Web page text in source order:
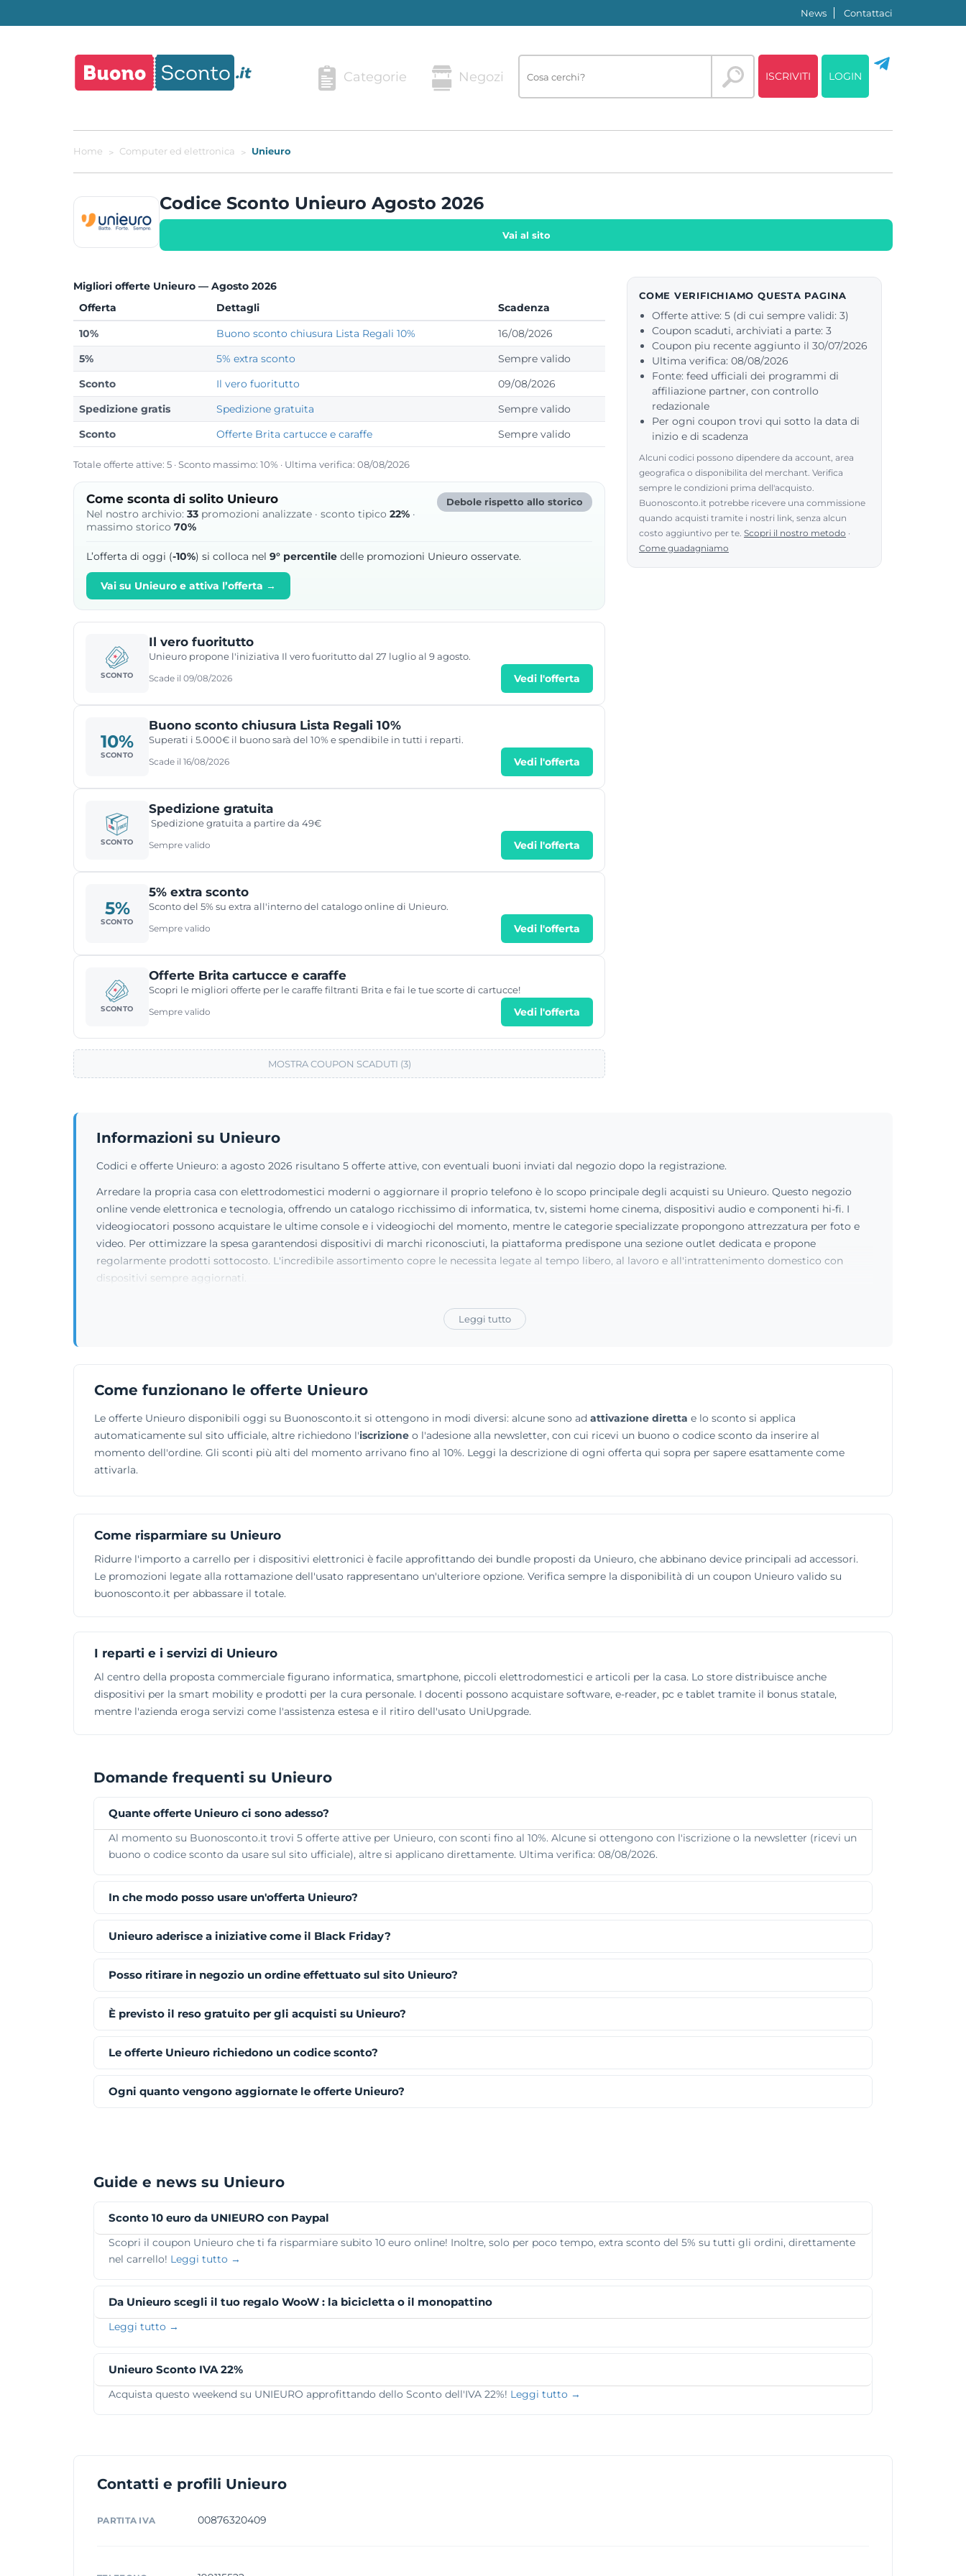
News Contattaci
Categorie Negozi ISCRIVITI LOGIN
Home Computer ed elettronica Unieuro
Codice Sconto Unieuro Agosto 2026
Vai al sito
Migliori offerte Unieuro — Agosto 2026
Offerta
Dettagli
Scadenza
10%
Buono sconto chiusura Lista Regali 10%
16/08/2026
5%
5% extra sconto
Sempre valido
Sconto
Il vero fuoritutto
09/08/2026
Spedizione gratis
Spedizione gratuita
Sempre valido
Sconto
Offerte Brita cartucce e caraffe Sempre valido
Totale offerte attive: 5 · Sconto massimo: 10% · Ultima verifica: 08/08/2026
Come sconta di solito Unieuro
Nel nostro archivio: 33 promozioni analizzate · sconto tipico 22% ·
massimo storico 70%
Debole rispetto allo storico
L’offerta di oggi (-10%) si colloca nel 9° percentile delle promozioni Unieuro osservate.
Vai su Unieuro e attiva l’offerta →
SCONTO
Il vero fuoritutto
Unieuro propone l'iniziativa Il vero fuoritutto dal 27 luglio al 9 agosto.
Scade il 09/08/2026 Vedi l'offerta
10%
SCONTO
Buono sconto chiusura Lista Regali 10%
Superati i 5.000€ il buono sarà del 10% e spendibile in tutti i reparti.
Scade il 16/08/2026 Vedi l'offerta
SCONTO
Spedizione gratuita
Spedizione gratuita a partire da 49€
Sempre valido Vedi l'offerta
5%
SCONTO
5% extra sconto
Sconto del 5% su extra all'interno del catalogo online di Unieuro.
Sempre valido Vedi l'offerta
SCONTO
Offerte Brita cartucce e caraffe
Scopri le migliori offerte per le caraffe filtranti Brita e fai le tue scorte di cartucce!
Sempre valido Vedi l'offerta
MOSTRA COUPON SCADUTI (3)
COME VERIFICHIAMO QUESTA PAGINA
Offerte attive: 5 (di cui sempre validi: 3)
Coupon scaduti, archiviati a parte: 3
Coupon piu recente aggiunto il 30/07/2026
Ultima verifica: 08/08/2026
Fonte: feed ufficiali dei programmi di
affiliazione partner, con controllo
redazionale
Per ogni coupon trovi qui sotto la data di
inizio e di scadenza
Alcuni codici possono dipendere da account, area
geografica o disponibilita del merchant. Verifica
sempre le condizioni prima dell'acquisto.
Buonosconto.it potrebbe ricevere una commissione
quando acquisti tramite i nostri link, senza alcun
costo aggiuntivo per te. Scopri il nostro metodo ·
Come guadagniamo
Informazioni su Unieuro
Codici e offerte Unieuro: a agosto 2026 risultano 5 offerte attive, con eventuali buoni inviati dal negozio dopo la registrazione.
Arredare la propria casa con elettrodomestici moderni o aggiornare il proprio telefono è lo scopo principale degli acquisti su Unieuro. Questo negozio
online vende elettronica e tecnologia, offrendo un catalogo ricchissimo di informatica, tv, sistemi home cinema, dispositivi audio e componenti hi-fi. I
videogiocatori possono acquistare le ultime console e i videogiochi del momento, mentre le categorie specializzate propongono attrezzatura per foto e
video. Per ottimizzare la spesa garantendosi dispositivi di marchi riconosciuti, la piattaforma predispone una sezione outlet dedicata e propone
regolarmente prodotti sottocosto. L'incredibile assortimento copre le necessita legate al tempo libero, al lavoro e all'intrattenimento domestico con
dispositivi sempre aggiornati.
Leggi tutto
Come funzionano le offerte Unieuro
Le offerte Unieuro disponibili oggi su Buonosconto.it si ottengono in modi diversi: alcune sono ad attivazione diretta e lo sconto si applica
automaticamente sul sito ufficiale, altre richiedono l'iscrizione o l'adesione alla newsletter, con cui ricevi un buono o codice sconto da inserire al
momento dell'ordine. Gli sconti più alti del momento arrivano fino al 10%. Leggi la descrizione di ogni offerta qui sopra per sapere esattamente come
attivarla.
Come risparmiare su Unieuro
Ridurre l'importo a carrello per i dispositivi elettronici è facile approfittando dei bundle proposti da Unieuro, che abbinano device principali ad accessori.
Le promozioni legate alla rottamazione dell'usato rappresentano un'ulteriore opzione. Verifica sempre la disponibilità di un coupon Unieuro valido su
buonosconto.it per abbassare il totale.
I reparti e i servizi di Unieuro
Al centro della proposta commerciale figurano informatica, smartphone, piccoli elettrodomestici e articoli per la casa. Lo store distribuisce anche
dispositivi per la smart mobility e prodotti per la cura personale. I docenti possono acquistare software, e-reader, pc e tablet tramite il bonus statale,
mentre l'azienda eroga servizi come l'assistenza estesa e il ritiro dell'usato UniUpgrade.
Domande frequenti su Unieuro
Quante offerte Unieuro ci sono adesso?
Al momento su Buonosconto.it trovi 5 offerte attive per Unieuro, con sconti fino al 10%. Alcune si ottengono con l'iscrizione o la newsletter (ricevi un
buono o codice sconto da usare sul sito ufficiale), altre si applicano direttamente. Ultima verifica: 08/08/2026.
In che modo posso usare un'offerta Unieuro?
Unieuro aderisce a iniziative come il Black Friday?
Posso ritirare in negozio un ordine effettuato sul sito Unieuro?
È previsto il reso gratuito per gli acquisti su Unieuro?
Le offerte Unieuro richiedono un codice sconto?
Ogni quanto vengono aggiornate le offerte Unieuro?
Guide e news su Unieuro
Sconto 10 euro da UNIEURO con Paypal
Scopri il coupon Unieuro che ti fa risparmiare subito 10 euro online! Inoltre, solo per poco tempo, extra sconto del 5% su tutti gli ordini, direttamente
nel carrello! Leggi tutto →
Da Unieuro scegli il tuo regalo WooW : la bicicletta o il monopattino
Leggi tutto →
Unieuro Sconto IVA 22%
Acquista questo weekend su UNIEURO approfittando dello Sconto dell'IVA 22%! Leggi tutto →
Contatti e profili Unieuro
PARTITA IVA 00876320409